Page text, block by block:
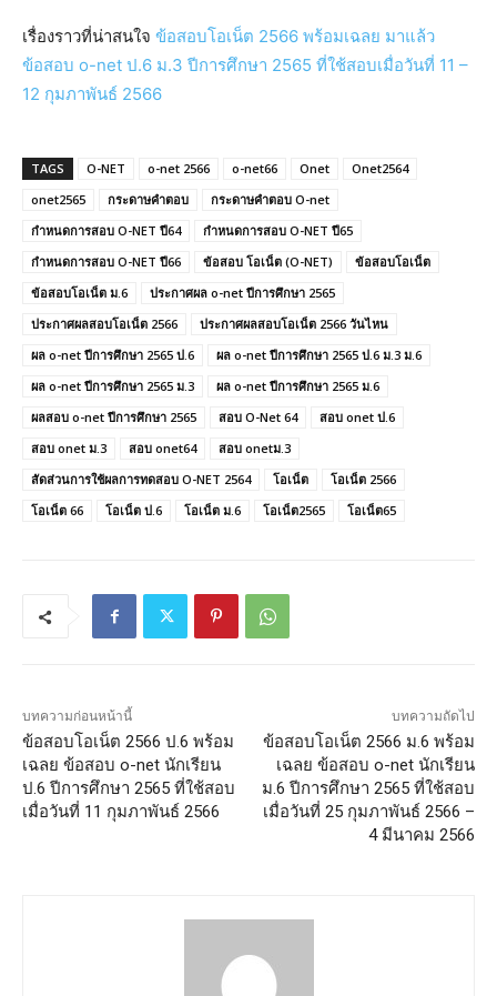
เรื่องราวที่น่าสนใจ ข้อสอบโอเน็ต 2566 พร้อมเฉลย มาแล้ว
ข้อสอบ o-net ป.6 ม.3 ปีการศึกษา 2565 ที่ใช้สอบเมื่อวันที่ 11 –
12 กุมภาพันธ์ 2566
TAGS O-NET o-net 2566 o-net66 Onet
Onet2564
onet2565
กระดาษคำตอบ
กระดาษคำตอบ O-net
กำหนดการสอบ O-NET ปี64
กำหนดการสอบ O-NET ปี65
กำหนดการสอบ O-NET ปี66
ข้อสอบ โอเน็ต (O-NET)
ข้อสอบโอเน็ต
ข้อสอบโอเน็ต ม.6
ประกาศผล o-net ปีการศึกษา 2565
ประกาศผลสอบโอเน็ต 2566
ประกาศผลสอบโอเน็ต 2566 วันไหน
ผล o-net ปีการศึกษา 2565 ป.6
ผล o-net ปีการศึกษา 2565 ป.6 ม.3 ม.6
ผล o-net ปีการศึกษา 2565 ม.3
ผล o-net ปีการศึกษา 2565 ม.6
ผลสอบ o-net ปีการศึกษา 2565
สอบ O-Net 64
สอบ onet ป.6
สอบ onet ม.3
สอบ onet64
สอบ onetม.3
สัดส่วนการใช้ผลการทดสอบ O-NET 2564
โอเน็ต
โอเน็ต 2566
โอเน็ต 66
โอเน็ต ป.6 โอเน็ต ม.6 โอเน็ต2565 โอเน็ต65
บทความก่อนหน้านี้
ข้อสอบโอเน็ต 2566 ป.6 พร้อม
เฉลย ข้อสอบ o-net นักเรียน
ป.6 ปีการศึกษา 2565 ที่ใช้สอบ
เมื่อวันที่ 11 กุมภาพันธ์ 2566
บทความถัดไป
ข้อสอบโอเน็ต 2566 ม.6 พร้อม
เฉลย ข้อสอบ o-net นักเรียน
ม.6 ปีการศึกษา 2565 ที่ใช้สอบ
เมื่อวันที่ 25 กุมภาพันธ์ 2566 –
4 มีนาคม 2566